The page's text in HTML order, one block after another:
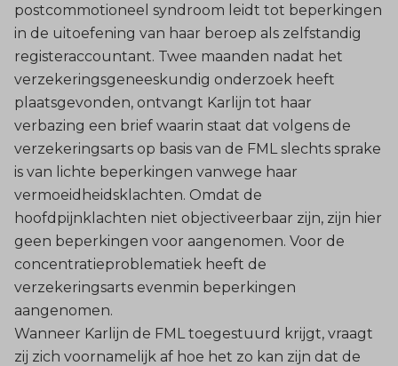
postcommotioneel syndroom leidt tot beperkingen
in de uitoefening van haar beroep als zelfstandig
registeraccountant. Twee maanden nadat het
verzekeringsgeneeskundig onderzoek heeft
plaatsgevonden, ontvangt Karlijn tot haar
verbazing een brief waarin staat dat volgens de
verzekeringsarts op basis van de FML slechts sprake
is van lichte beperkingen vanwege haar
vermoeidheidsklachten. Omdat de
hoofdpijnklachten niet objectiveerbaar zijn, zijn hier
geen beperkingen voor aangenomen. Voor de
concentratieproblematiek heeft de
verzekeringsarts evenmin beperkingen
aangenomen.
Wanneer Karlijn de FML toegestuurd krijgt, vraagt
zij zich voornamelijk af hoe het zo kan zijn dat de